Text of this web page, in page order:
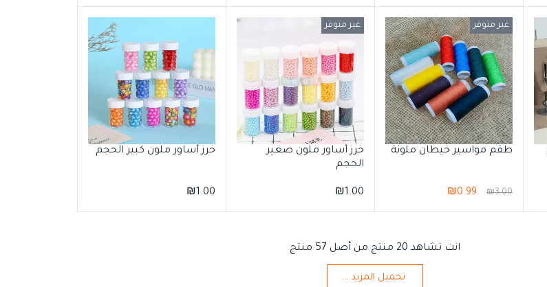
طقم مواسير خيطان ملونة
غير متوفر
₪3.00
₪0.99
خرز أساور ملون صغير
الحجم
غير متوفر
₪1.00
خرز أساور ملون كبير الحجم
₪1.00
انت تشاهد 20 منتج من أصل 57 منتج
تحميل المزيد ...